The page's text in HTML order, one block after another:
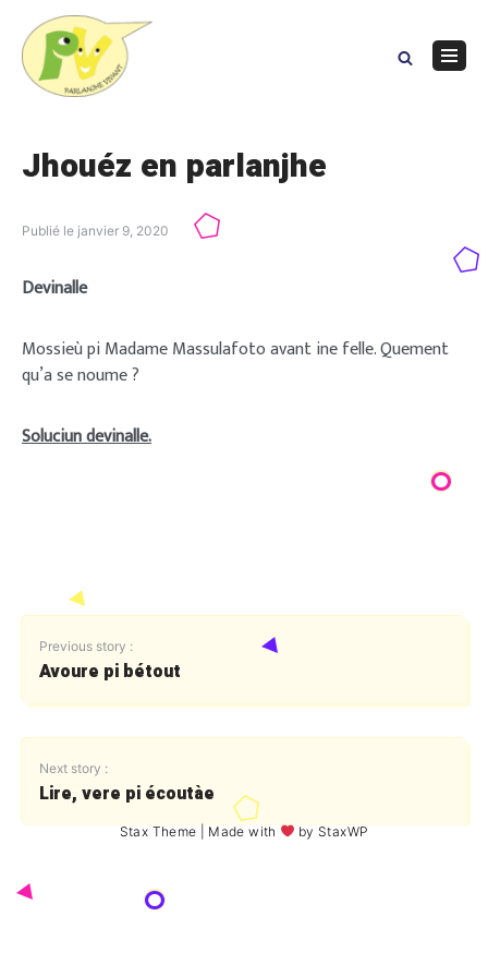
content
Jhouéz en parlanjhe
Publié le janvier 9, 2020
Devinalle
Mossieù pi Madame Massulafoto avant ine felle. Quement
qu’a se noume ?
Soluciun devinalle.
Previous story :
Avoure pi bétout
Next story :
Lire, vere pi écoutàe
Stax Theme | Made with by StaxWP